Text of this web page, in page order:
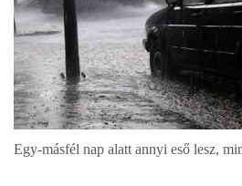
Egy-másfél nap alatt annyi eső lesz,